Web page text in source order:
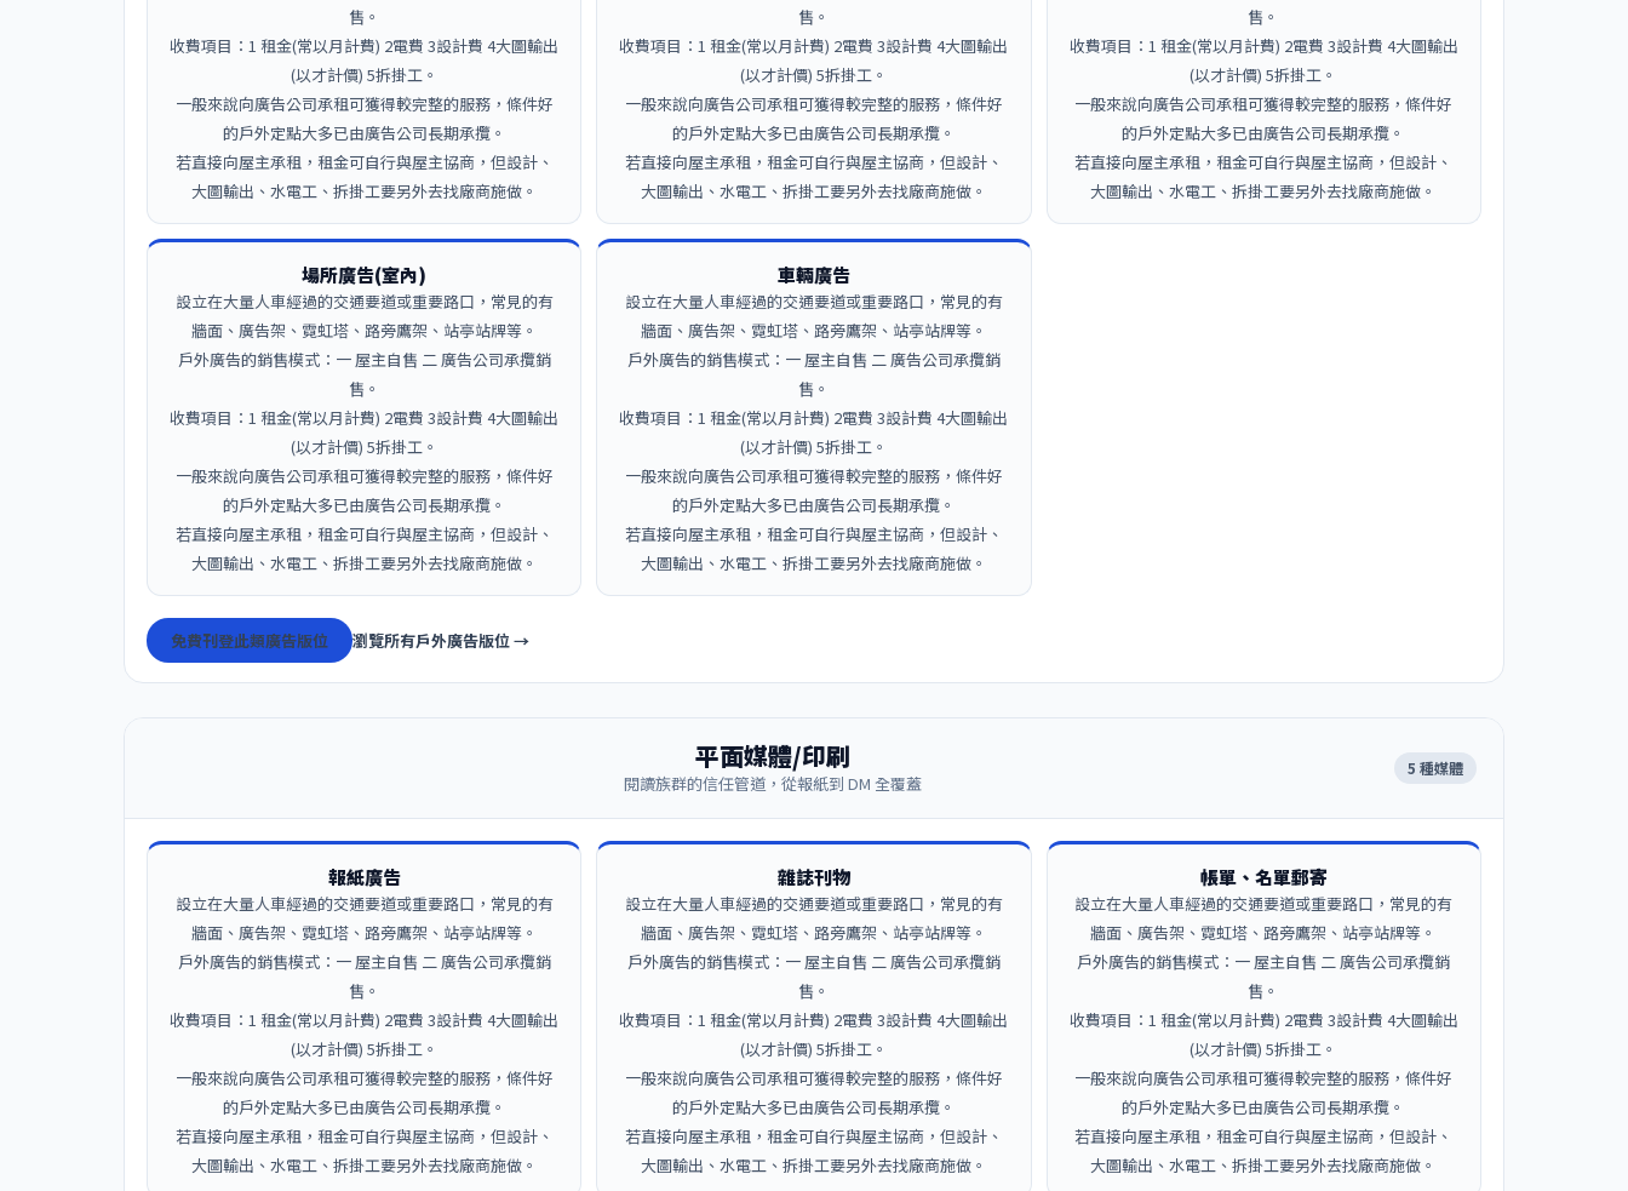
售。
收費項目：1 租金(常以月計費) 2電費 3設計費 4大圖輸出
(以才計價) 5拆掛工。
一般來說向廣告公司承租可獲得較完整的服務，條件好
的戶外定點大多已由廣告公司長期承攬。
若直接向屋主承租，租金可自行與屋主協商，但設計、
大圖輸出、水電工、拆掛工要另外去找廠商施做。
售。
收費項目：1 租金(常以月計費) 2電費 3設計費 4大圖輸出
(以才計價) 5拆掛工。
一般來說向廣告公司承租可獲得較完整的服務，條件好
的戶外定點大多已由廣告公司長期承攬。
若直接向屋主承租，租金可自行與屋主協商，但設計、
大圖輸出、水電工、拆掛工要另外去找廠商施做。
售。
收費項目：1 租金(常以月計費) 2電費 3設計費 4大圖輸出
(以才計價) 5拆掛工。
一般來說向廣告公司承租可獲得較完整的服務，條件好
的戶外定點大多已由廣告公司長期承攬。
若直接向屋主承租，租金可自行與屋主協商，但設計、
大圖輸出、水電工、拆掛工要另外去找廠商施做。
場所廣告(室內)
設立在大量人車經過的交通要道或重要路口，常見的有
牆面、廣告架、霓虹塔、路旁鷹架、站亭站牌等。
戶外廣告的銷售模式：一 屋主自售 二 廣告公司承攬銷
售。
收費項目：1 租金(常以月計費) 2電費 3設計費 4大圖輸出
(以才計價) 5拆掛工。
一般來說向廣告公司承租可獲得較完整的服務，條件好
的戶外定點大多已由廣告公司長期承攬。
若直接向屋主承租，租金可自行與屋主協商，但設計、
大圖輸出、水電工、拆掛工要另外去找廠商施做。
車輛廣告
設立在大量人車經過的交通要道或重要路口，常見的有
牆面、廣告架、霓虹塔、路旁鷹架、站亭站牌等。
戶外廣告的銷售模式：一 屋主自售 二 廣告公司承攬銷
售。
收費項目：1 租金(常以月計費) 2電費 3設計費 4大圖輸出
(以才計價) 5拆掛工。
一般來說向廣告公司承租可獲得較完整的服務，條件好
的戶外定點大多已由廣告公司長期承攬。
若直接向屋主承租，租金可自行與屋主協商，但設計、
大圖輸出、水電工、拆掛工要另外去找廠商施做。
免費刊登此類廣告版位 瀏覽所有戶外廣告版位 →
平面媒體/印刷
閱讀族群的信任管道，從報紙到 DM 全覆蓋
5 種媒體
報紙廣告
設立在大量人車經過的交通要道或重要路口，常見的有
牆面、廣告架、霓虹塔、路旁鷹架、站亭站牌等。
戶外廣告的銷售模式：一 屋主自售 二 廣告公司承攬銷
售。
收費項目：1 租金(常以月計費) 2電費 3設計費 4大圖輸出
(以才計價) 5拆掛工。
一般來說向廣告公司承租可獲得較完整的服務，條件好
的戶外定點大多已由廣告公司長期承攬。
若直接向屋主承租，租金可自行與屋主協商，但設計、
大圖輸出、水電工、拆掛工要另外去找廠商施做。
雜誌刊物
設立在大量人車經過的交通要道或重要路口，常見的有
牆面、廣告架、霓虹塔、路旁鷹架、站亭站牌等。
戶外廣告的銷售模式：一 屋主自售 二 廣告公司承攬銷
售。
收費項目：1 租金(常以月計費) 2電費 3設計費 4大圖輸出
(以才計價) 5拆掛工。
一般來說向廣告公司承租可獲得較完整的服務，條件好
的戶外定點大多已由廣告公司長期承攬。
若直接向屋主承租，租金可自行與屋主協商，但設計、
大圖輸出、水電工、拆掛工要另外去找廠商施做。
帳單、名單郵寄
設立在大量人車經過的交通要道或重要路口，常見的有
牆面、廣告架、霓虹塔、路旁鷹架、站亭站牌等。
戶外廣告的銷售模式：一 屋主自售 二 廣告公司承攬銷
售。
收費項目：1 租金(常以月計費) 2電費 3設計費 4大圖輸出
(以才計價) 5拆掛工。
一般來說向廣告公司承租可獲得較完整的服務，條件好
的戶外定點大多已由廣告公司長期承攬。
若直接向屋主承租，租金可自行與屋主協商，但設計、
大圖輸出、水電工、拆掛工要另外去找廠商施做。